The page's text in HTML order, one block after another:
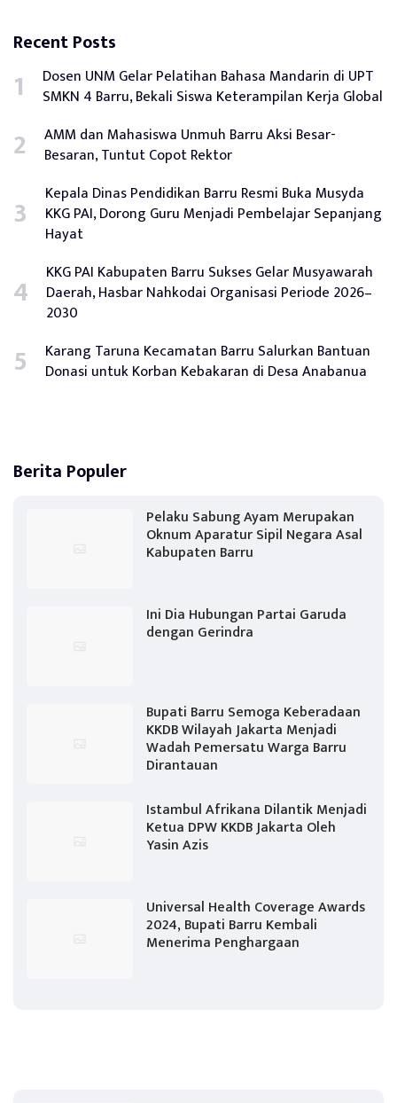
Recent Posts
Dosen UNM Gelar Pelatihan Bahasa Mandarin di UPT
SMKN 4 Barru, Bekali Siswa Keterampilan Kerja Global
AMM dan Mahasiswa Unmuh Barru Aksi Besar-
Besaran, Tuntut Copot Rektor
Kepala Dinas Pendidikan Barru Resmi Buka Musyda
KKG PAI, Dorong Guru Menjadi Pembelajar Sepanjang
Hayat
KKG PAI Kabupaten Barru Sukses Gelar Musyawarah
Daerah, Hasbar Nahkodai Organisasi Periode 2026–
2030
Karang Taruna Kecamatan Barru Salurkan Bantuan
Donasi untuk Korban Kebakaran di Desa Anabanua
Berita Populer
Pelaku Sabung Ayam Merupakan
Oknum Aparatur Sipil Negara Asal
Kabupaten Barru
Ini Dia Hubungan Partai Garuda
dengan Gerindra
Bupati Barru Semoga Keberadaan
KKDB Wilayah Jakarta Menjadi
Wadah Pemersatu Warga Barru
Dirantauan
Istambul Afrikana Dilantik Menjadi
Ketua DPW KKDB Jakarta Oleh
Yasin Azis
Universal Health Coverage Awards
2024, Bupati Barru Kembali
Menerima Penghargaan